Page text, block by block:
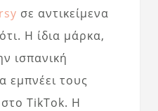
σε αντικείμενα
Η ίδια μάρκα,
ισπανική
εμπνέει τους
TikTok. Η